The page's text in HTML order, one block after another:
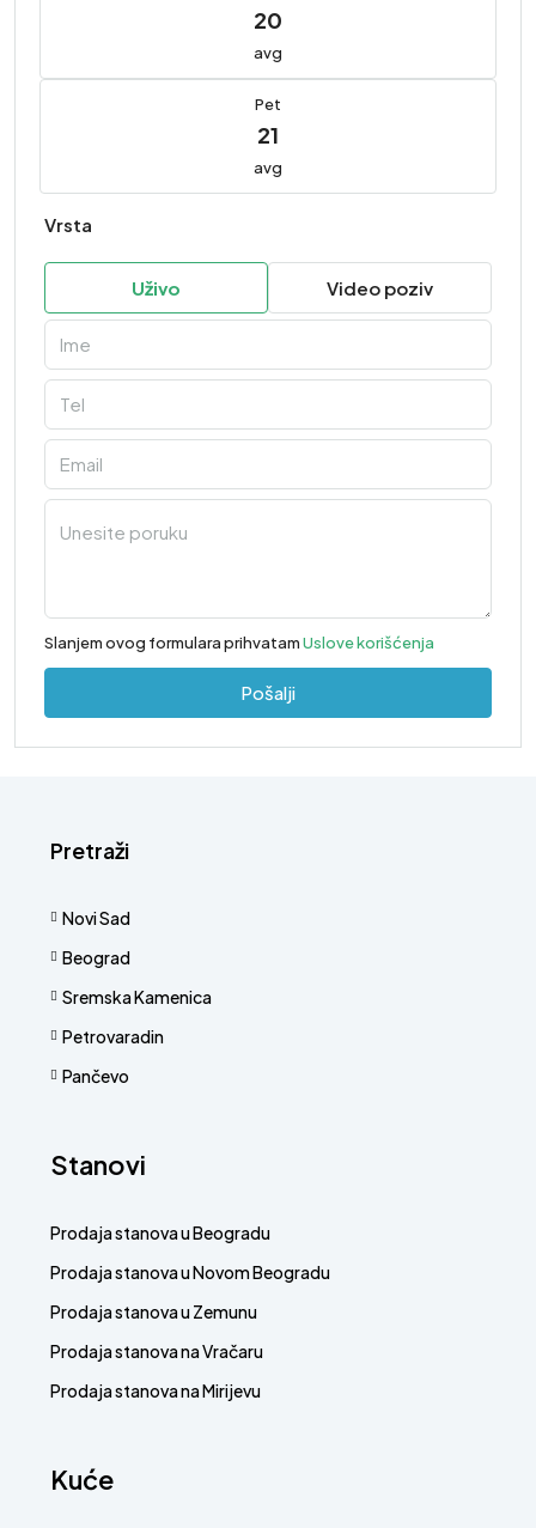
20
avg
Pet
21
avg
Vrsta
Uživo Video poziv
Slanjem ovog formulara prihvatamUslove korišćenja
Pošalji
Pretraži
Novi Sad
Beograd
Sremska Kamenica
Petrovaradin
Pančevo
Stanovi
Prodaja stanova u Beogradu
Prodaja stanova u Novom Beogradu
Prodaja stanova u Zemunu
Prodaja stanova na Vračaru
Prodaja stanova na Mirijevu
Kuće